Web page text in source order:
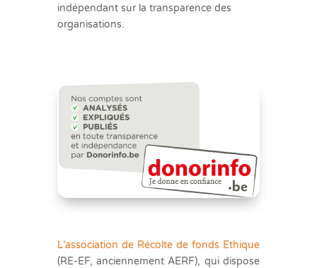
indépendant sur la transparence des
organisations.
L’association de Récolte de fonds Ethique
(RE-EF, anciennement AERF), qui dispose